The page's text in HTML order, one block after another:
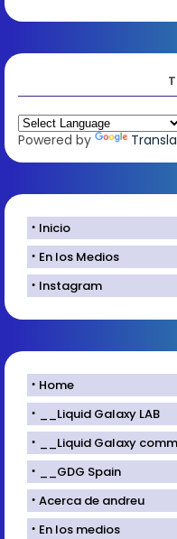
Powered by
Inicio
En los Medios
Instagram
Home
__Liquid Galaxy LAB
__Liquid Galaxy
__GDG Spain
Acerca de andreu
En los medios